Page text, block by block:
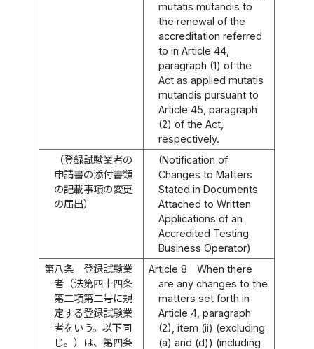
mutatis mutandis to
the renewal of the
accreditation referred
to in Article 44,
paragraph (1) of the
Act as applied mutatis
mutandis pursuant to
Article 45, paragraph
(2) of the Act,
respectively.
（登録試験業者の
申請書の添付書類
の記載事項の変更
の届出）
(Notification of
Changes to Matters
Stated in Documents
Attached to Written
Applications of an
Accredited Testing
Business Operator)
第八条
登録試験業
者（法第四十四条
第二項第二号に規
定する登録試験業
者をいう。以下同
じ。）は、第四条
Article 8
When there
are any changes to the
matters set forth in
Article 4, paragraph
(2), item (ii) (excluding
(a) and (d)) (including